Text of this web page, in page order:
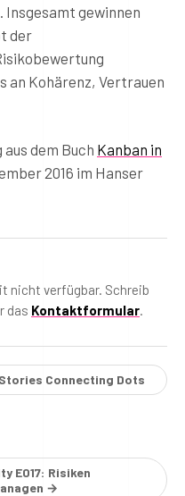
Insgesamt gewinnen
der
an Kohärenz, Vertrauen
dem Buch Kanban in
2016 im Hanser
nicht verfügbar. Schreib
das Kontaktformular.
Connecting Dots
E017: Risiken
→